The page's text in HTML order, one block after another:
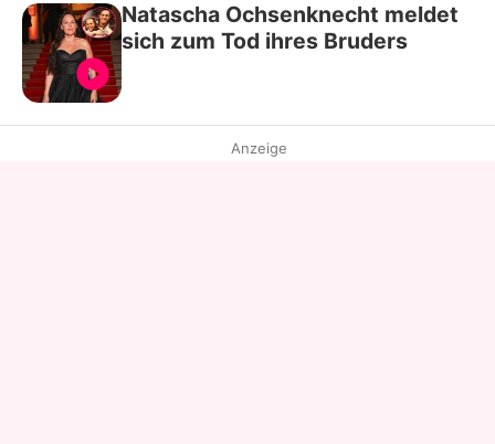
Natascha Ochsenknecht meldet
sich zum Tod ihres Bruders
Anzeige